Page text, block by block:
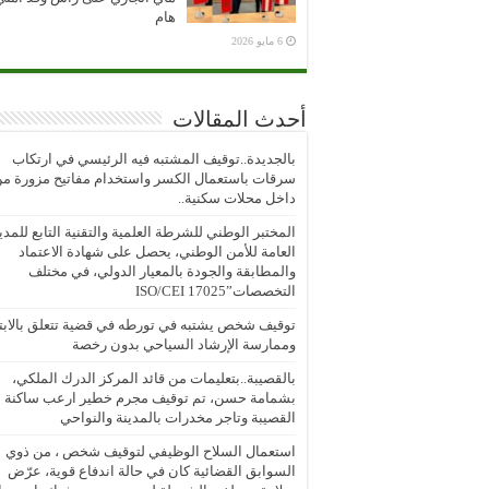
هام
6 مايو 2026
أحدث المقالات
بالجديدة..توقيف المشتبه فيه الرئيسي في ارتكاب
سرقات باستعمال الكسر واستخدام مفاتيح مزورة
داخل محلات سكنية..
المختبر الوطني للشرطة العلمية والتقنية التابع
العامة للأمن الوطني، يحصل على شهادة الاعتماد
والمطابقة والجودة بالمعيار الدولي، في مختلف
التخصصات”ISO/CEI 17025
توقيف شخص يشتبه في تورطه في قضية تتعلق
وممارسة الإرشاد السياحي بدون رخصة
بالقصيبة..بتعليمات من قائد المركز الدرك الملكي،
بشمامة حسن، تم توقيف مجرم خطير ارعب ساكنة
القصيبة وتاجر مخدرات بالمدينة والنواحي
استعمال السلاح الوظيفي لتوقيف شخص ، من ذوي
السوابق القضائية كان في حالة اندفاع قوية، عرّض